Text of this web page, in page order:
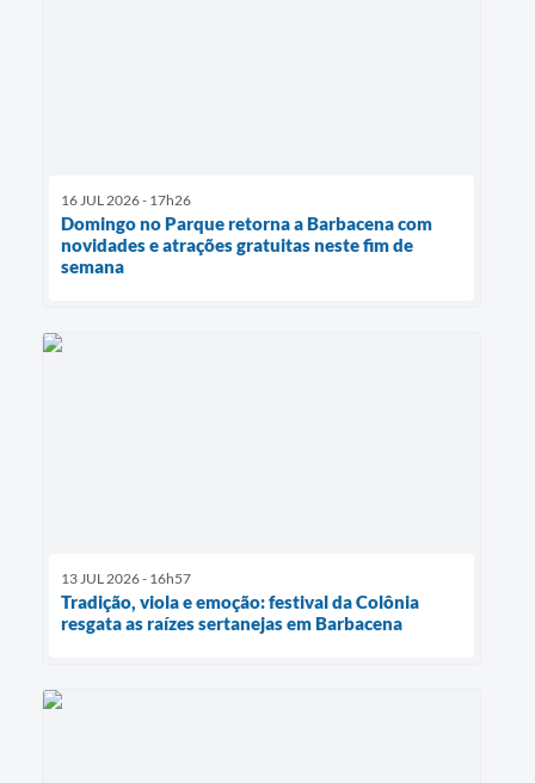
16 JUL 2026 - 17h26
Domingo no Parque retorna a Barbacena com
novidades e atrações gratuitas neste fim de
semana
13 JUL 2026 - 16h57
Tradição, viola e emoção: festival da Colônia
resgata as raízes sertanejas em Barbacena